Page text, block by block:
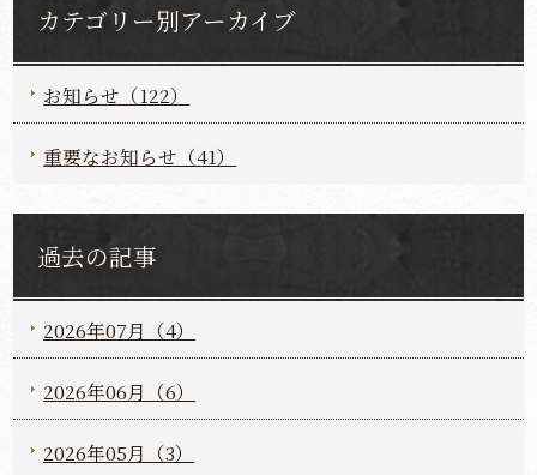
カテゴリー別アーカイブ
お知らせ（122）
重要なお知らせ（41）
過去の記事
2026年07月（4）
2026年06月（6）
2026年05月（3）